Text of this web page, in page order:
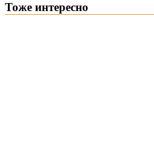
Тоже интересно